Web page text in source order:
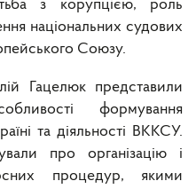
з корупцією, роль
національних судових
Союзу.
Гацелюк представили
формування
та діяльності ВККСУ.
про організацію і
процедур, якими